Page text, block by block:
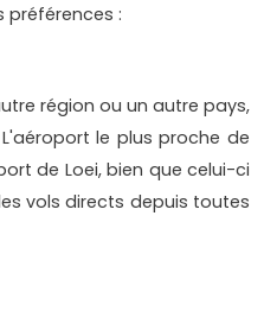
:
région ou un autre pays,
le plus proche de
de Loei, bien que celui-ci
vols directs depuis toutes